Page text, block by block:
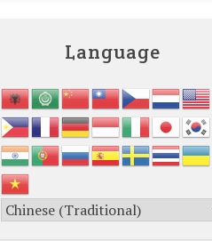
Language